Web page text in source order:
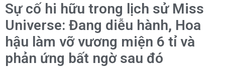
Sự cố hi hữu trong lịch sử Miss
Universe: Đang diễu hành, Hoa
hậu làm vỡ vương miện 6 tỉ và
phản ứng bất ngờ sau đó